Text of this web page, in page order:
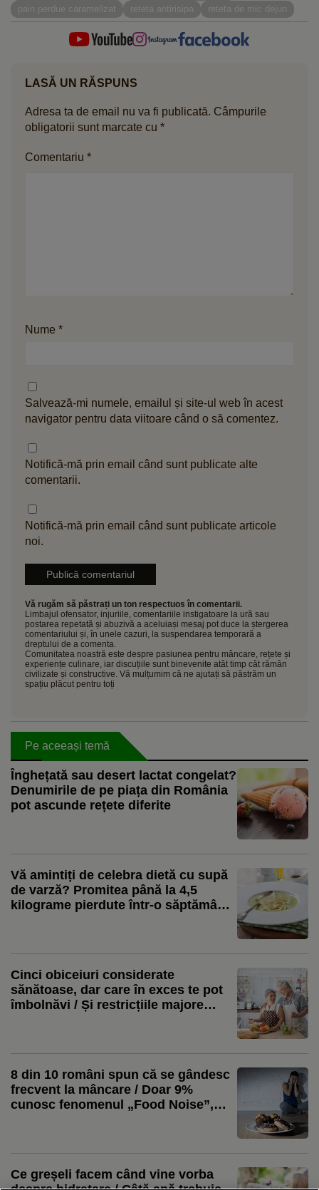
pain perdue caramelizat
reteta antirisipa reteta de mic dejun
LASĂ UN RĂSPUNS
Adresa ta de email nu va fi publicată. Câmpurile
obligatorii sunt marcate cu *
Comentariu *
Nume *
Salvează-mi numele, emailul și site-ul web în acest
navigator pentru data viitoare când o să comentez.
Notifică-mă prin email când sunt publicate alte
comentarii.
Notifică-mă prin email când sunt publicate articole
noi.
Vă rugăm să păstrați un ton respectuos în comentarii.
Limbajul ofensator, injuriile, comentariile instigatoare la ură sau
postarea repetată și abuzivă a aceluiași mesaj pot duce la ștergerea
comentariului și, în unele cazuri, la suspendarea temporară a
dreptului de a comenta.
Comunitatea noastră este despre pasiunea pentru mâncare, rețete și
experiențe culinare, iar discuțiile sunt binevenite atât timp cât rămân
civilizate și constructive. Vă mulțumim că ne ajutați să păstrăm un
spațiu plăcut pentru toți
Pe aceeași temă
Înghețată sau desert lactat congelat?
Denumirile de pe piața din România
pot ascunde rețete diferite
Vă amintiți de celebra dietă cu supă
de varză? Promitea până la 4,5
kilograme pierdute într-o săptămână
Cinci obiceiuri considerate
sănătoase, dar care în exces te pot
îmbolnăvi / Și restricțiile majore
8 din 10 români spun că se gândesc
frecvent la mâncare / Doar 9%
cunosc fenomenul „Food Noise”,
Ce greșeli facem când vine vorba